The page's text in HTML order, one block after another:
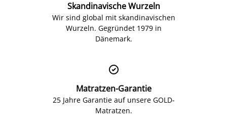
Skandinavische Wurzeln
Wir sind global mit skandinavischen
Wurzeln. Gegründet 1979 in
Dänemark.

Matratzen-Garantie
25 Jahre Garantie auf unsere GOLD-
Matratzen.